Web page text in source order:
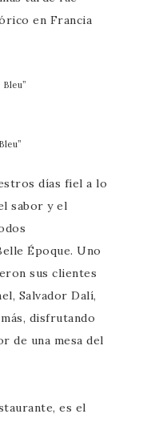
en Francia
días fiel a lo
sabor y el
Époque. Uno
sus clientes
Salvador Dalí,
disfrutando
de una mesa del
es el